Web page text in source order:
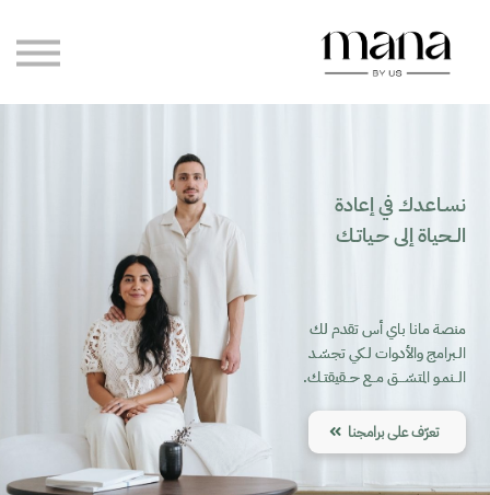
الاستشارات الخاصة
تسجيل الدخول
إنشاء حساب
نسـاعدك في إعادة
الــحياة إلى حـياتـك
منصة مانا باي أس تقدم لك
الـبرامج والأدوات لـكي تجسّـد
الــنمـو المتسّـــق مــع حــقيقتـك.
تعرّف على برامجنا